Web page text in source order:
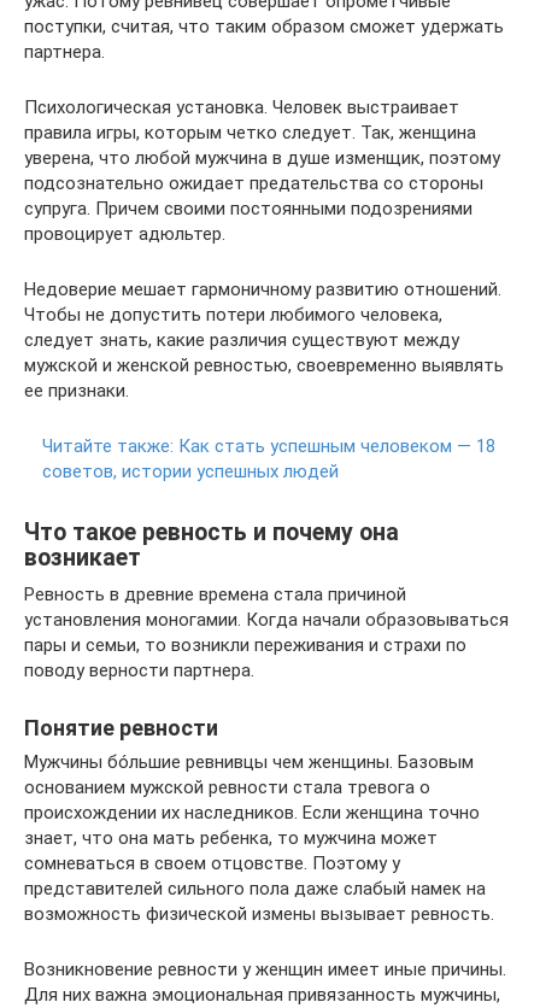
поступки, считая, что таким образом сможет удержать
партнера.
Психологическая установка. Человек выстраивает
правила игры, которым четко следует. Так, женщина
уверена, что любой мужчина в душе изменщик, поэтому
подсознательно ожидает предательства со стороны
супруга. Причем своими постоянными подозрениями
провоцирует адюльтер.
Недоверие мешает гармоничному развитию отношений.
Чтобы не допустить потери любимого человека,
следует знать, какие различия существуют между
мужской и женской ревностью, своевременно выявлять
ее признаки.
Читайте также: Как стать успешным человеком — 18
советов, истории успешных людей
Что такое ревность и почему она
возникает
Ревность в древние времена стала причиной
установления моногамии. Когда начали образовываться
пары и семьи, то возникли переживания и страхи по
поводу верности партнера.
Понятие ревности
Мужчины бóльшие ревнивцы чем женщины. Базовым
основанием мужской ревности стала тревога о
происхождении их наследников. Если женщина точно
знает, что она мать ребенка, то мужчина может
сомневаться в своем отцовстве. Поэтому у
представителей сильного пола даже слабый намек на
возможность физической измены вызывает ревность.
Возникновение ревности у женщин имеет иные причины.
Для них важна эмоциональная привязанность мужчины,